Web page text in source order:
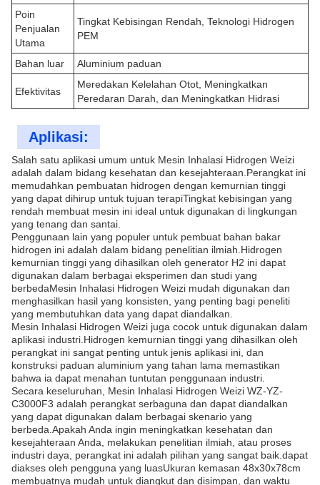
Poin
Penjualan
Utama
Tingkat Kebisingan Rendah, Teknologi Hidrogen
PEM
Bahan luar Aluminium paduan
Efektivitas
Meredakan Kelelahan Otot, Meningkatkan
Peredaran Darah, dan Meningkatkan Hidrasi
Aplikasi:
Salah satu aplikasi umum untuk Mesin Inhalasi Hidrogen Weizi
adalah dalam bidang kesehatan dan kesejahteraan.Perangkat ini
memudahkan pembuatan hidrogen dengan kemurnian tinggi
yang dapat dihirup untuk tujuan terapiTingkat kebisingan yang
rendah membuat mesin ini ideal untuk digunakan di lingkungan
yang tenang dan santai.
Penggunaan lain yang populer untuk pembuat bahan bakar
hidrogen ini adalah dalam bidang penelitian ilmiah.Hidrogen
kemurnian tinggi yang dihasilkan oleh generator H2 ini dapat
digunakan dalam berbagai eksperimen dan studi yang
berbedaMesin Inhalasi Hidrogen Weizi mudah digunakan dan
menghasilkan hasil yang konsisten, yang penting bagi peneliti
yang membutuhkan data yang dapat diandalkan.
Mesin Inhalasi Hidrogen Weizi juga cocok untuk digunakan dalam
aplikasi industri.Hidrogen kemurnian tinggi yang dihasilkan oleh
perangkat ini sangat penting untuk jenis aplikasi ini, dan
konstruksi paduan aluminium yang tahan lama memastikan
bahwa ia dapat menahan tuntutan penggunaan industri.
Secara keseluruhan, Mesin Inhalasi Hidrogen Weizi WZ-YZ-
C3000F3 adalah perangkat serbaguna dan dapat diandalkan
yang dapat digunakan dalam berbagai skenario yang
berbeda.Apakah Anda ingin meningkatkan kesehatan dan
kesejahteraan Anda, melakukan penelitian ilmiah, atau proses
industri daya, perangkat ini adalah pilihan yang sangat baik.dapat
diakses oleh pengguna yang luasUkuran kemasan 48x30x78cm
membuatnya mudah untuk diangkut dan disimpan, dan waktu